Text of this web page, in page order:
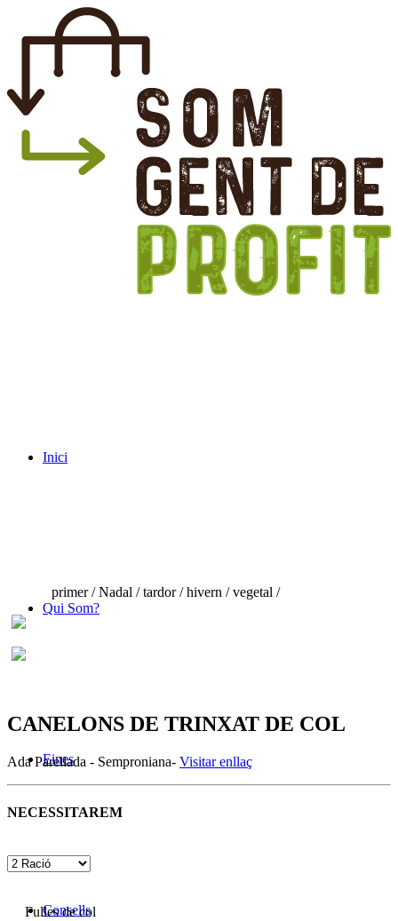
Inici
Qui Som?
Eines
Consells
primer / Nadal / tardor / hivern / vegetal /
CANELONS DE TRINXAT DE COL
Ada Parellada - Semproniana- Visitar enllaç
NECESSITAREM
Fulles de col